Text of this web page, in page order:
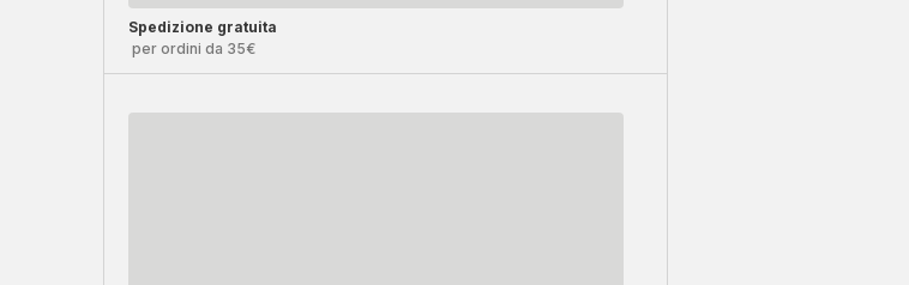
Spedizione gratuita
per ordini da 35€